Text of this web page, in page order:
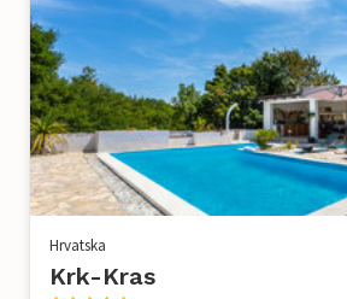
Hrvatska
Krk-Kras